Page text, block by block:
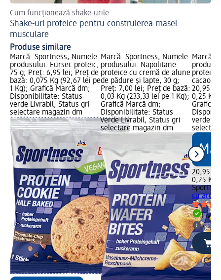
Cum funcționează shake-urile
Shake-uri proteice pentru construierea masei
musculare
Produse similare
Marcă: Sportness; Numele
produsului: Fursec proteic,
75 g; Preț: 6,95 lei; Preț de
bază: 0,075 Kg (92,67 lei pe
1 Kg); Grafică Marcă dm;
Disponibilitate: Status
verde Livrabil, Status gri
selectare magazin dm
Marcă: Sportness; Numele
produsului: Napolitane
proteice cu cremă de alune
de pădure și lapte, 30 g;
Preț: 7,00 lei; Preț de bază:
0,03 Kg (233,33 lei pe 1 Kg);
Grafică Marcă dm;
Disponibilitate: Status
verde Livrabil, Status gri
selectare magazin dm
Marcă:
proteice
cacao,
20,95
0,25 Kg
Grafică
verde
20,95 lei
0,25 Kg
cu